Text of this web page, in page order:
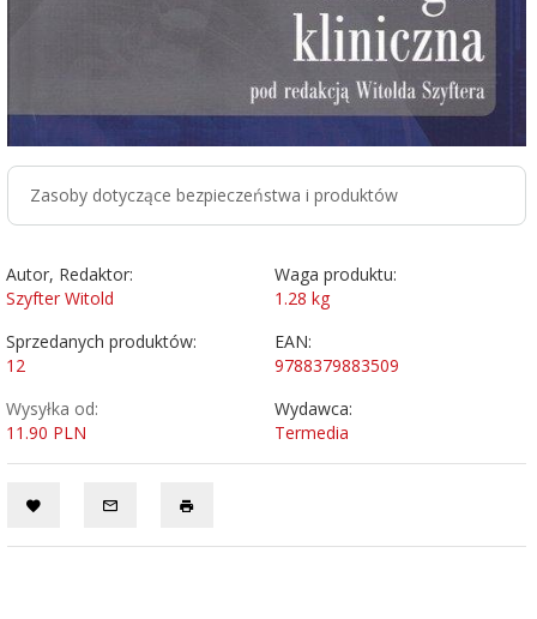
Zasoby dotyczące bezpieczeństwa i produktów
Autor, Redaktor:
Szyfter Witold
Waga produktu:
1.28 kg
Sprzedanych produktów:
12
EAN:
9788379883509
Wysyłka od:
11.90 PLN
Wydawca:
Termedia